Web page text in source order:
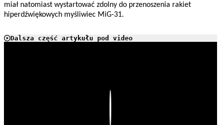
miał natomiast wystartować zdolny do przenoszenia rakiet
hiperdźwiękowych myśliwiec MiG-31.
Dalsza część artykułu pod video